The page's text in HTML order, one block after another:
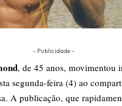
- Publicidade -
, de 45 anos, movimentou
segunda-feira (4) ao
A publicação, que